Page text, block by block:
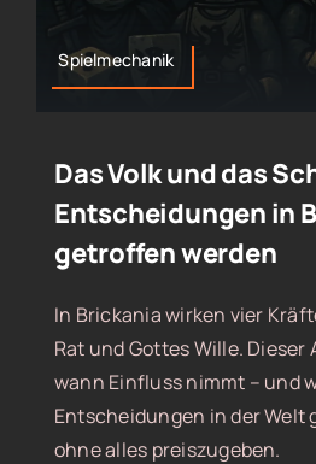
Spielmechanik
Das Volk und das
Entscheidungen in
getroffen werden
In Brickania wirken vier
Rat und Gottes Wille.
wann Einfluss nimmt – und
Entscheidungen in der Welt
ohne alles preiszugeben.